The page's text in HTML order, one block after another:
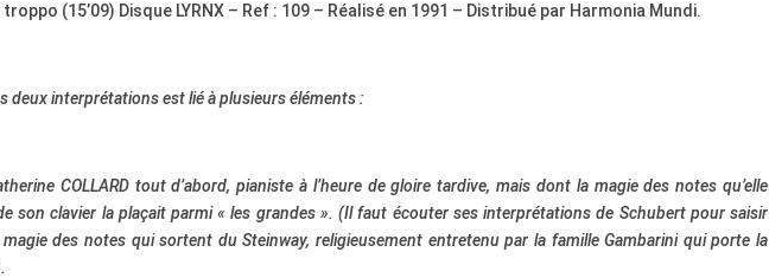
(15’09) Disque LYRNX – Ref : 109 – Réalisé en 1991 – Distribué par Harmonia Mundi.
deux interprétations est lié à plusieurs éléments :
COLLARD tout d’abord, pianiste à l’heure de gloire tardive, mais dont la magie des notes qu’elle
son clavier la plaçait parmi « les grandes ». (Il faut écouter ses interprétations de Schubert pour saisir
des notes qui sortent du Steinway, religieusement entretenu par la famille Gambarini qui porte la